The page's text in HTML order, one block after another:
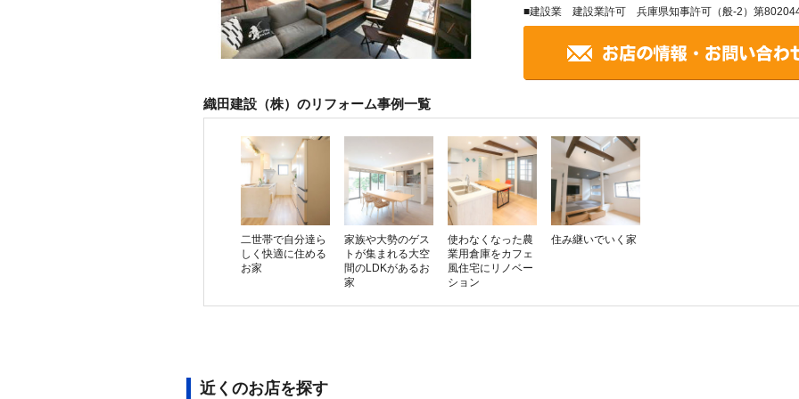
■建設業 建設業許可 兵庫県知事許可（般-2）第
織田建設（株）のリフォーム事例一覧
二世帯で自分達ら
しく快適に住める
お家
家族や大勢のゲス
トが集まれる大空
間のLDKがあるお
家
使わなくなった農
業用倉庫をカフェ
風住宅にリノベー
ション
住み継いでいく家
近くのお店を探す